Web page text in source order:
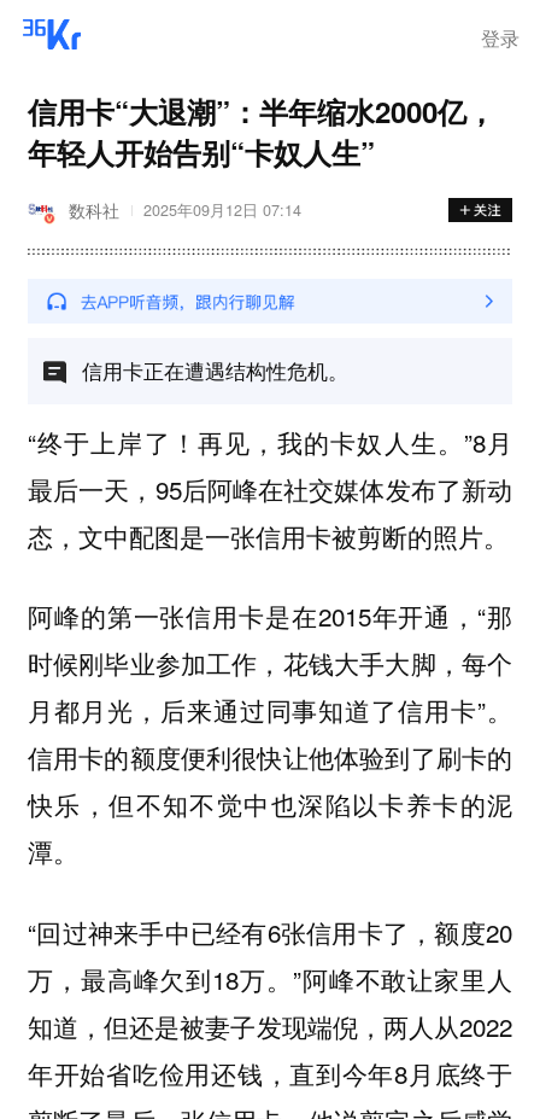
登录
信用卡“大退潮”：半年缩水2000亿，
年轻人开始告别“卡奴人生”
数科社 2025年09月12日 07:14
信用卡正在遭遇结构性危机。
“终于上岸了！再见，我的卡奴人生。”8月
最后一天，95后阿峰在社交媒体发布了新动
态，文中配图是一张信用卡被剪断的照片。
阿峰的第一张信用卡是在2015年开通，“那
时候刚毕业参加工作，花钱大手大脚，每个
月都月光，后来通过同事知道了信用卡”。
信用卡的额度便利很快让他体验到了刷卡的
快乐，但不知不觉中也深陷以卡养卡的泥
潭。
“回过神来手中已经有6张信用卡了，额度20
万，最高峰欠到18万。”阿峰不敢让家里人
知道，但还是被妻子发现端倪，两人从2022
年开始省吃俭用还钱，直到今年8月底终于